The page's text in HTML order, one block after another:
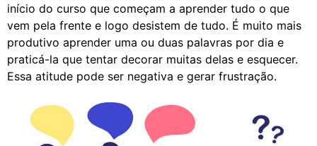
início do curso que começam a aprender tudo o que
vem pela frente e logo desistem de tudo. É muito mais
produtivo aprender uma ou duas palavras por dia e
praticá-la que tentar decorar muitas delas e esquecer.
Essa atitude pode ser negativa e gerar frustração.